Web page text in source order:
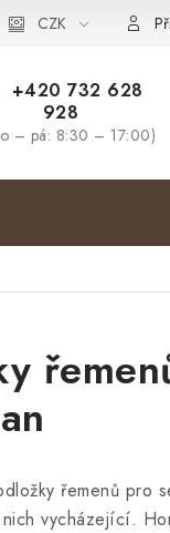
CZK
+420 732 628
928
– pá: 8:30 – 17:00)
řemenů pro
vycházející.